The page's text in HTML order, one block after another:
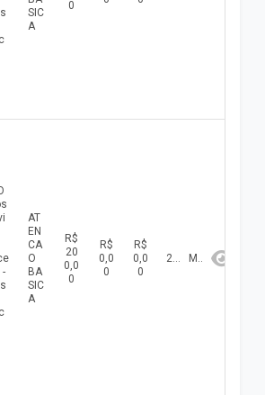
SIC
A
0
-
AT
EN
CA
O
BA
SIC
A
R$
20
0,0
0
R$
0,0
0
R$
0,0
0
2026 Maio